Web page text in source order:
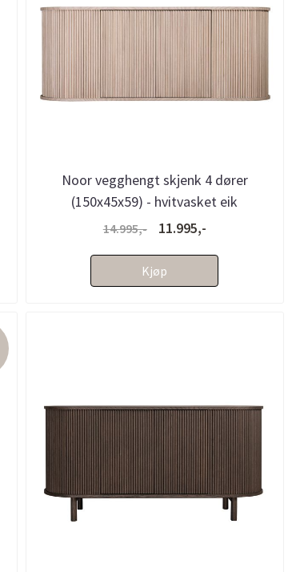
Noor vegghengt skjenk 4 dører
(150x45x59) - hvitvasket eik
14.995,- 11.995,-
Kjøp